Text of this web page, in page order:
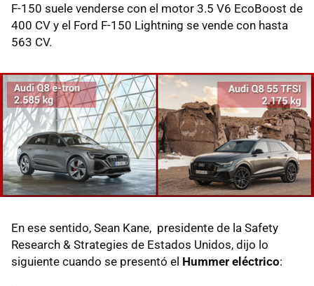
F-150 suele venderse con el motor 3.5 V6 EcoBoost de
400 CV y el Ford F-150 Lightning se vende con hasta
563 CV.
En ese sentido, Sean Kane, presidente de la Safety
Research & Strategies de Estados Unidos, dijo lo
siguiente cuando se presentó el Hummer eléctrico: